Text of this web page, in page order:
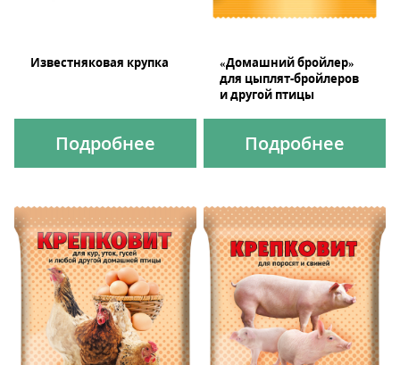
Известняковая крупка
Подробнее
«Домашний бройлер»
для цыплят-бройлеров
и другой птицы
Подробнее